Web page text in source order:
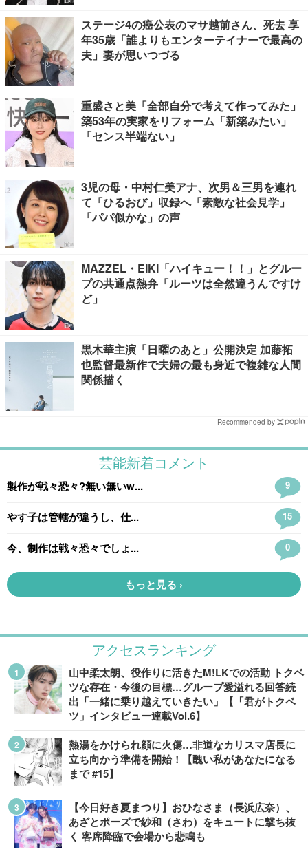
ステージ4の癌公表のマサ越前さん、死去 享
年35歳「誰よりもエンターテイナーで最高の
夫」妻が思いつづる
重盛さと美「全部自分で考えて作ってみた」
築53年の実家をリフォーム「新築みたい」
「センス半端ない」
3児の母・中村仁美アナ、次男＆三男を連れ
て「ひるおび」収録へ「素敵な社会見学」
「パパ似かな」の声
MAZZEL・EIKI「ハイキュー！！」とグルー
プの共通点熱弁「ルーツは全然違うんですけ
ど」
黒木華主演「日曜のあと」公開決定 加藤拓
也監督最新作で夫婦の最も身近で複雑な人間
関係描く
Recommended by
アクセスランキング
山中柔太朗、役作りに活きたM!LKでの活動 トクベ
ツな存在・今後の目標…グループ愛溢れる回答続
出「一緒に乗り越えていきたい」【「君がトクベ
ツ」インタビュー連載Vol.6】
熱湯をかけられ顔に火傷…非道なカリスマ店長に
立ち向かう準備を開始！【醜い私があなたになる
まで #15】
【今日好き夏まつり】おひなさま（長浜広奈）、
あざとポーズで紗和（さわ）をキュートに撃ち抜
く 客席降臨で会場から悲鳴も